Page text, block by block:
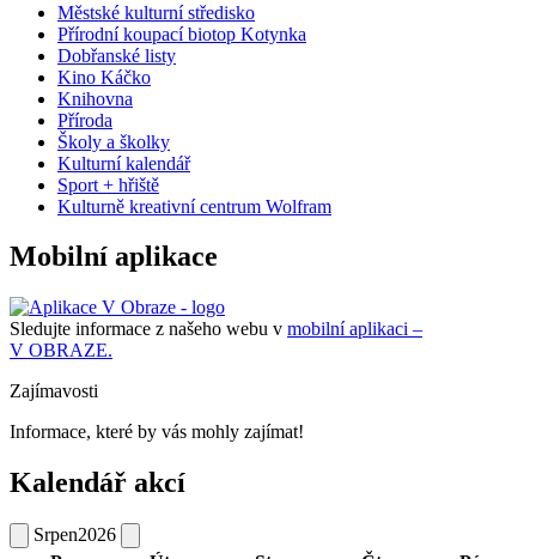
Městské kulturní středisko
Přírodní koupací biotop Kotynka
Dobřanské listy
Kino Káčko
Knihovna
Příroda
Školy a školky
Kulturní kalendář
Sport + hřiště
Kulturně kreativní centrum Wolfram
Mobilní aplikace
Sledujte informace z našeho webu v mobilní aplikaci –
V OBRAZE.
Zajímavosti
Informace, které by vás mohly zajímat!
Kalendář akcí
Srpen2026